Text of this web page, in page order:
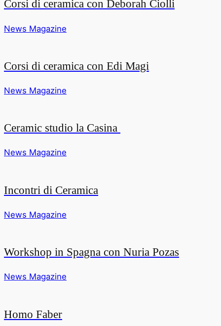
Corsi di ceramica con Deborah Ciolli
News Magazine
Corsi di ceramica con Edi Magi
News Magazine
Ceramic studio la Casina
News Magazine
Incontri di Ceramica
News Magazine
Workshop in Spagna con Nuria Pozas
News Magazine
Homo Faber